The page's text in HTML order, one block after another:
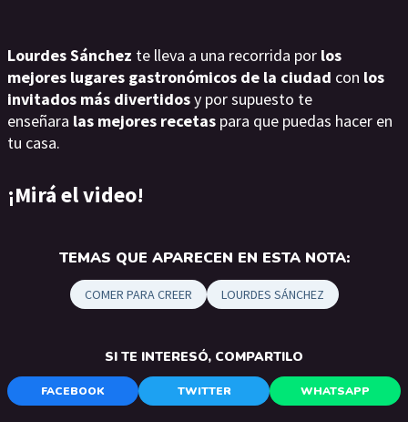
Lourdes Sánchez te lleva a una recorrida por los
mejores lugares gastronómicos de la ciudad con los
invitados más divertidosy por supuesto te
enseñara las mejores recetas para que puedas hacer en
tu casa.
¡Mirá el video!
TEMAS QUE APARECEN EN ESTA NOTA:
COMER PARA CREER LOURDES SÁNCHEZ
SI TE INTERESÓ, COMPARTILO
FACEBOOK TWITTER WHATSAPP